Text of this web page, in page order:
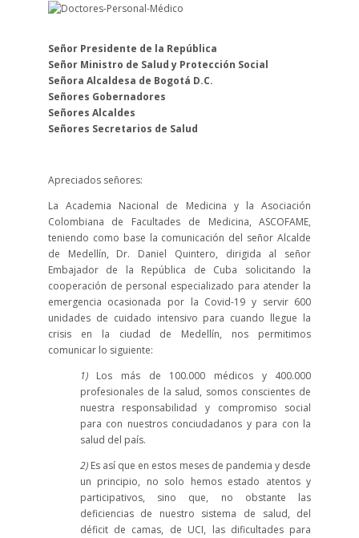
Señor Presidente de la República
Señor Ministro de Salud y Protección Social
Señora Alcaldesa de Bogotá D.C.
Señores Gobernadores
Señores Alcaldes
Señores Secretarios de Salud
Apreciados señores:
La Academia Nacional de Medicina y la Asociación
Colombiana de Facultades de Medicina, ASCOFAME,
teniendo como base la comunicación del señor Alcalde
de Medellín, Dr. Daniel Quintero, dirigida al señor
Embajador de la República de Cuba solicitando la
cooperación de personal especializado para atender la
emergencia ocasionada por la Covid-19 y servir 600
unidades de cuidado intensivo para cuando llegue la
crisis en la ciudad de Medellín, nos permitimos
comunicar lo siguiente:
1)Los más de 100.000 médicos y 400.000
profesionales de la salud, somos conscientes de
nuestra responsabilidad y compromiso social
para con nuestros conciudadanos y para con la
salud del país.
2)Es así que en estos meses de pandemia y desde
un principio, no solo hemos estado atentos y
participativos, sino que, no obstante las
deficiencias de nuestro sistema de salud, del
déficit de camas, de UCI, las dificultades para